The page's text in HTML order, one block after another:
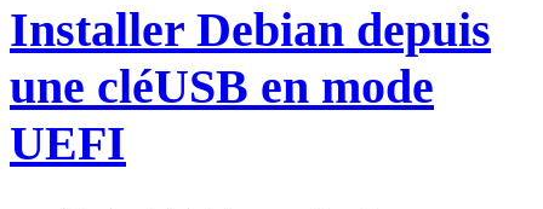
Installer Debian depuis
une cléUSB en mode
UEFI